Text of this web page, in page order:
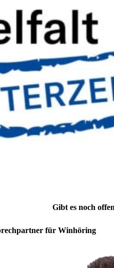
Gibt es noch
für Winhöring